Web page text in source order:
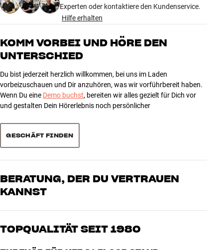
ALLGEMEINE MERKMALE
Bodenständer für KEF Lautsprecher LSX II / LSX II LT
Lautsprecher
Verdeckte Kabelführung in der Säule
werden
Material: Aluminium
Höhe: 68,3 cm
Bodenplatte: 20,8 x 25,1 cm (BxH)
Verstellbare Gummifüße und Schrauben im Lieferumfang enthalten
Gewicht: 2,9 kg (pro Stück)
5 9
4
3
1 0
Experten oder kontaktiere den Kundenservice.
Hilfe erhalten
KOMM VORBEI UND HÖRE DEN
UNTERSCHIED
Du bist jederzeit herzlich willkommen, bei uns im Laden
vorbeizuschauen und Dir anzuhören, was wir vorführbereit haben.
Wenn Du eine Demo buchst, bereiten wir alles gezielt für Dich vor
und gestalten Dein Hörerlebnis noch persönlicher
GESCHÄFT FINDEN
BERATUNG, DER DU VERTRAUEN
KANNST
Unsere Mitarbeiter sind echte Enthusiasten, die unsere Produkte
oder Heimkino. Erzähle uns, wovon Du träumst, und wir finden
TOPQUALITÄT SEIT 1980
Alle Produkte von HiFi Klubben für Musik, Heimkino und TV sind